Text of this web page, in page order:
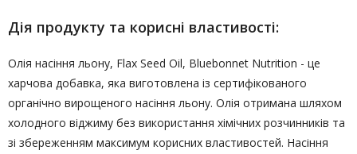
Дія продукту та корисні властивості:
Олія насіння льону, Flax Seed Oil, Bluebonnet Nutrition - це
харчова добавка, яка виготовлена із сертифікованого
органічно вирощеного насіння льону. Олія отримана шляхом
холодного віджиму без використання хімічних розчинників та
зі збереженням максимум корисних властивостей. Насіння